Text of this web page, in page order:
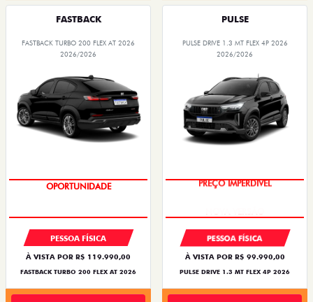
FASTBACK
FASTBACK TURBO 200 FLEX AT 2026
2026/2026
OPORTUNIDADE
PESSOA FÍSICA
À VISTA POR R$ 119.990,00
FASTBACK TURBO 200 FLEX AT 2026
PULSE
PULSE DRIVE 1.3 MT FLEX 4P 2026
2026/2026
PREÇO IMPERDÍVEL
PESSOA FÍSICA
À VISTA POR R$ 99.990,00
PULSE DRIVE 1.3 MT FLEX 4P 2026